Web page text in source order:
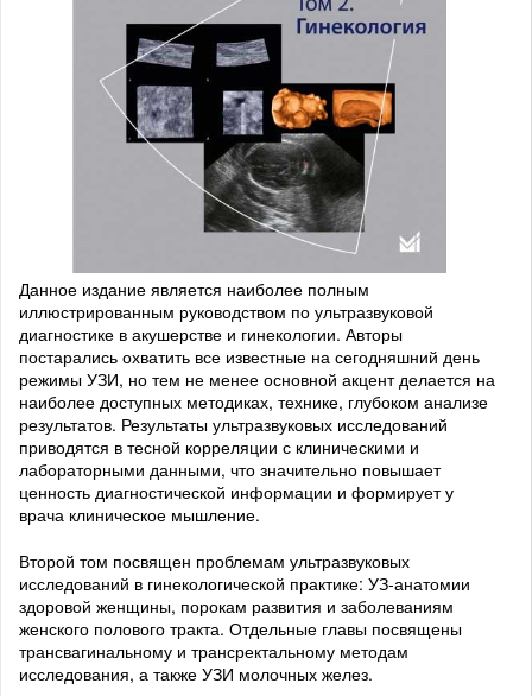
Данное издание является наиболее полным
иллюстрированным руководством по ультразвуковой
диагностике в акушерстве и гинекологии. Авторы
постарались охватить все известные на сегодняшний день
режимы УЗИ, но тем не менее основной акцент делается на
наиболее доступных методиках, технике, глубоком анализе
результатов. Результаты ультразвуковых исследований
приводятся в тесной корреляции с клиническими и
лабораторными данными, что значительно повышает
ценность диагностической информации и формирует у
врача клиническое мышление.
Второй том посвящен проблемам ультразвуковых
исследований в гинекологической практике: УЗ-анатомии
здоровой женщины, порокам развития и заболеваниям
женского полового тракта. Отдельные главы посвящены
трансвагинальному и трансректальному методам
исследования, а также УЗИ молочных желез.